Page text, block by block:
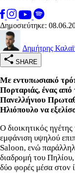
Δημοσιεύτηκε:
Δημήτρης
SHARE
Με εντυπωσιακό
Πορταριάς, ένας από
Πανελλήνιου
Ηλιόπουλο να
Ο διοικητικός
εμφάνιση υψηλού
Saloon, ενώ
διαδρομή του
δύο φορές μέσα στον